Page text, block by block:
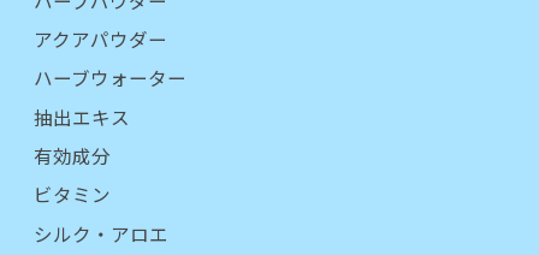
アクアパウダー
ハーブウォーター
抽出エキス
有効成分
ビタミン
シルク・アロエ